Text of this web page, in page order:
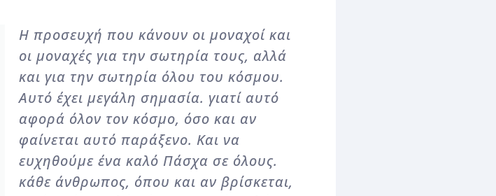
Η προσευχή που κάνουν οι μοναχοί και
οι μοναχές για την σωτηρία τους, αλλά
και για την σωτηρία όλου του κόσμου.
Αυτό έχει μεγάλη σημασία. γιατί αυτό
αφορά όλον τον κόσμο, όσο και αν
φαίνεται αυτό παράξενο. Και να
ευχηθούμε ένα καλό Πάσχα σε όλους.
κάθε άνθρωπος, όπου και αν βρίσκεται,